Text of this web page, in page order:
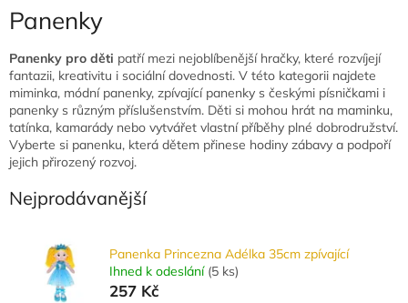
Panenky
Panenky pro děti patří mezi nejoblíbenější hračky, které rozvíjejí
fantazii, kreativitu i sociální dovednosti. V této kategorii najdete
miminka, módní panenky, zpívající panenky s českými písničkami i
panenky s různým příslušenstvím. Děti si mohou hrát na maminku,
tatínka, kamarády nebo vytvářet vlastní příběhy plné dobrodružství.
Vyberte si panenku, která dětem přinese hodiny zábavy a podpoří
jejich přirozený rozvoj.
Nejprodávanější
Panenka Princezna Adélka 35cm zpívající
Ihned k odeslání (5 ks)
257 Kč